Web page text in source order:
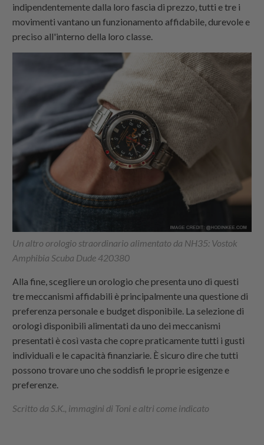
indipendentemente dalla loro fascia di prezzo, tutti e tre i
movimenti vantano un funzionamento affidabile, durevole e
preciso all'interno della loro classe.
Un altro orologio straordinario alimentato da NH35: Vostok
Amphibia Scuba Dude 420380
Alla fine, scegliere un orologio che presenta uno di questi
tre meccanismi affidabili è principalmente una questione di
preferenza personale e budget disponibile. La selezione di
orologi disponibili alimentati da uno dei meccanismi
presentati è così vasta che copre praticamente tutti i gusti
individuali e le capacità finanziarie. È sicuro dire che tutti
possono trovare uno che soddisfi le proprie esigenze e
preferenze.
Scritto da S.K., immagini di Toni e altri come indicato